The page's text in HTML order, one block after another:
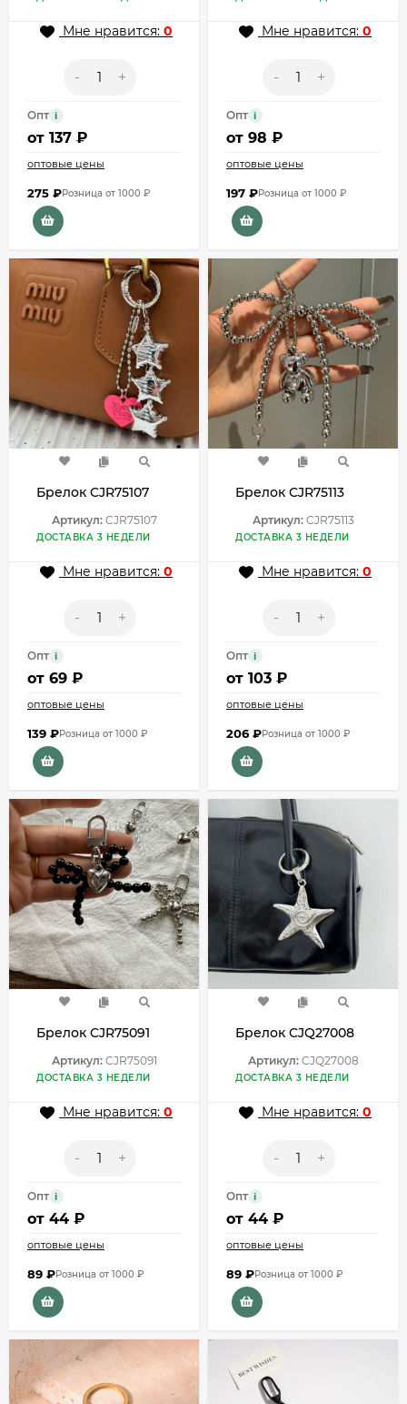
Мне нравится: 0
- +
Опт i
от 137 ₽
оптовые цены
275 ₽Розница от 1000 ₽
Мне нравится: 0
- +
Опт i
от 98 ₽
оптовые цены
197 ₽Розница от 1000 ₽
Брелок CJR75107
Артикул:CJR75107
ДОСТАВКА 3 НЕДЕЛИ
Мне нравится: 0
- +
Опт i
от 69 ₽
оптовые цены
139 ₽Розница от 1000 ₽
Брелок CJR75113
Артикул:CJR75113
ДОСТАВКА 3 НЕДЕЛИ
Мне нравится: 0
- +
Опт i
от 103 ₽
оптовые цены
206 ₽Розница от 1000 ₽
Брелок CJR75091
Артикул:CJR75091
ДОСТАВКА 3 НЕДЕЛИ
Мне нравится: 0
- +
Опт i
от 44 ₽
оптовые цены
89 ₽Розница от 1000 ₽
Брелок CJQ27008
Артикул:CJQ27008
ДОСТАВКА 3 НЕДЕЛИ
Мне нравится: 0
- +
Опт i
от 44 ₽
оптовые цены
89 ₽Розница от 1000 ₽